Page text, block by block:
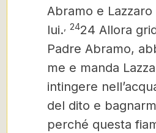
Abramo e
lui. 2424 Allora
Padre Abramo,
me e manda
intingere
del dito e
perché questa